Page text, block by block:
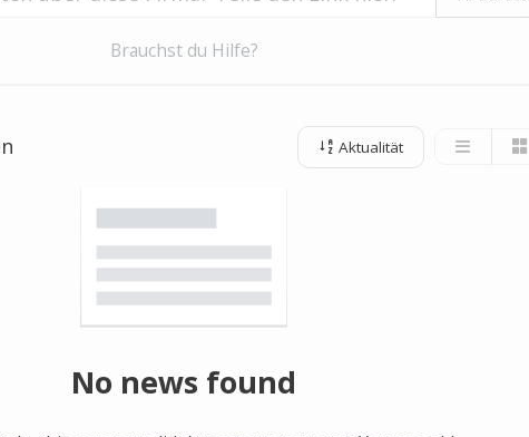
Brauchst du Hilfe?
Aktualität
No news found